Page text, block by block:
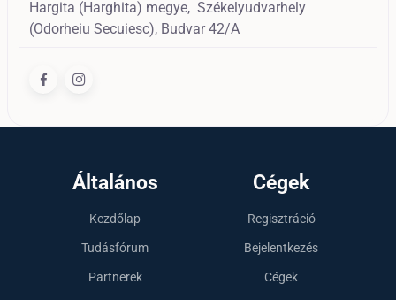
Hargita (Harghita) megye, Székelyudvarhely
(Odorheiu Secuiesc), Budvar 42/A
Általános
Kezdőlap
Tudásfórum
Partnerek
Cégek
Regisztráció
Bejelentkezés
Cégek